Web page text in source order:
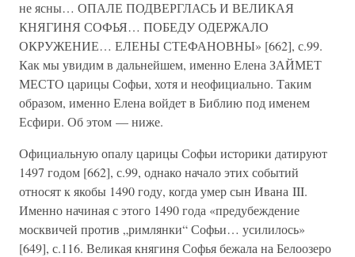
не ясны… ОПАЛЕ ПОДВЕРГЛАСЬ И ВЕЛИКАЯ
КНЯГИНЯ СОФЬЯ… ПОБЕДУ ОДЕРЖАЛО
ОКРУЖЕНИЕ… ЕЛЕНЫ СТЕФАНОВНЫ» [662], с.99.
Как мы увидим в дальнейшем, именно Елена ЗАЙМЕТ
МЕСТО царицы Софьи, хотя и неофициально. Таким
образом, именно Елена войдет в Библию под именем
Есфири. Об этом — ниже.
Официальную опалу царицы Софьи историки датируют
1497 годом [662], с.99, однако начало этих событий
относят к якобы 1490 году, когда умер сын Ивана III.
Именно начиная с этого 1490 года «предубеждение
москвичей против „римлянки“ Софьи… усилилось»
[649], с.116. Великая княгиня Софья бежала на Белоозеро